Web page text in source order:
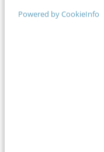
Powered by CookieInfo